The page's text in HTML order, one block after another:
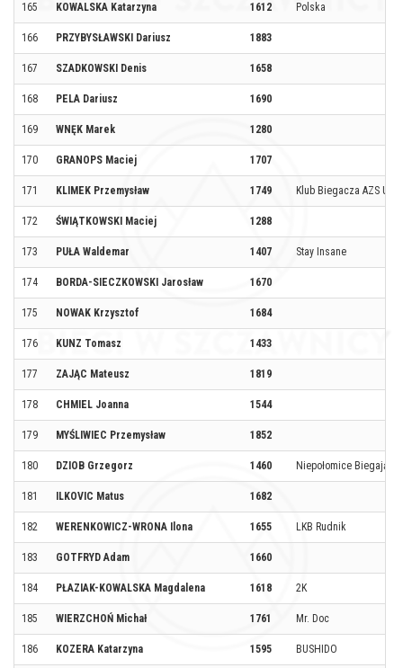
165 KOWALSKA Katarzyna 1612 Polska
166 PRZYBYSŁAWSKI Dariusz 1883
167 SZADKOWSKI Denis 1658
168 PELA Dariusz 1690
169 WNĘK Marek 1280
170 GRANOPS Maciej 1707
171 KLIMEK Przemysław 1749 Klub Biegacza AZS UEK
172 ŚWIĄTKOWSKI Maciej 1288
173 PUŁA Waldemar 1407 Stay Insane
174 BORDA-SIECZKOWSKI Jarosław 1670
175 NOWAK Krzysztof 1684
176 KUNZ Tomasz 1433
177 ZAJĄC Mateusz 1819
178 CHMIEL Joanna 1544
179 MYŚLIWIEC Przemysław 1852
180 DZIOB Grzegorz 1460 Niepołomice Biegają
181 ILKOVIC Matus 1682
182 WERENKOWICZ-WRONA Ilona 1655 LKB Rudnik
183 GOTFRYD Adam 1660
184 PŁAZIAK-KOWALSKA Magdalena 1618 2K
185 WIERZCHOŃ Michał 1761 Mr. Doc
186 KOZERA Katarzyna 1595 BUSHIDO